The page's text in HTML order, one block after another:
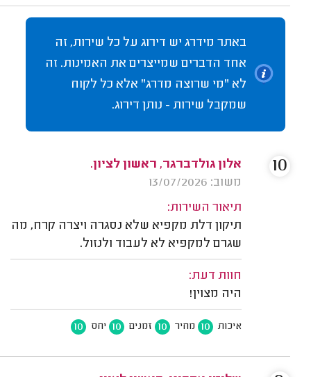
באתר מידרג יש דירוג על כל שירות, זה
אחד הדברים שמייצרים את האמינות. זה
לא "מי שרוצה מדרג" אלא כל לקוח
שמקבל שירות - נותן דירוג.
אלון גולדברגר, ראשון לציון.
משוב: 13/07/2026
תיאור השירות:
תיקון דלת מקפיא שלא נסגרה ויצרה קרח, מה
שגרם למקפיא לא לעבוד ולנזול.
חוות דעת:
היה מצוין!
איכות 10 מחיר 10 זמנים 10 יחס 10
10